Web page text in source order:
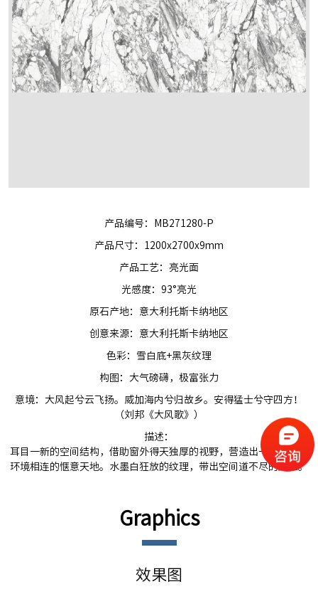
产品编号：MB271280-P
产品尺寸：1200x2700x9mm
产品工艺：亮光面
光感度：93°亮光
原石产地：意大利托斯卡纳地区
创意来源：意大利托斯卡纳地区
色彩：雪白底+黑灰纹理
构图：大气磅礴，极富张力
意境：大风起兮云飞扬。威加海内兮归故乡。安得猛士兮守四方！
（刘邦《大风歌》）
描述：
耳目一新的空间结构，借助窗外得天独厚的视野，营造出一个与周遭
环境相连的惬意天地。水墨白狂放的纹理，带出空间道不尽的风雅。
Graphics
效果图